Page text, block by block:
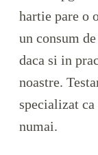
hartie pare o
un consum
daca si in
noastre.
specializat
numai.